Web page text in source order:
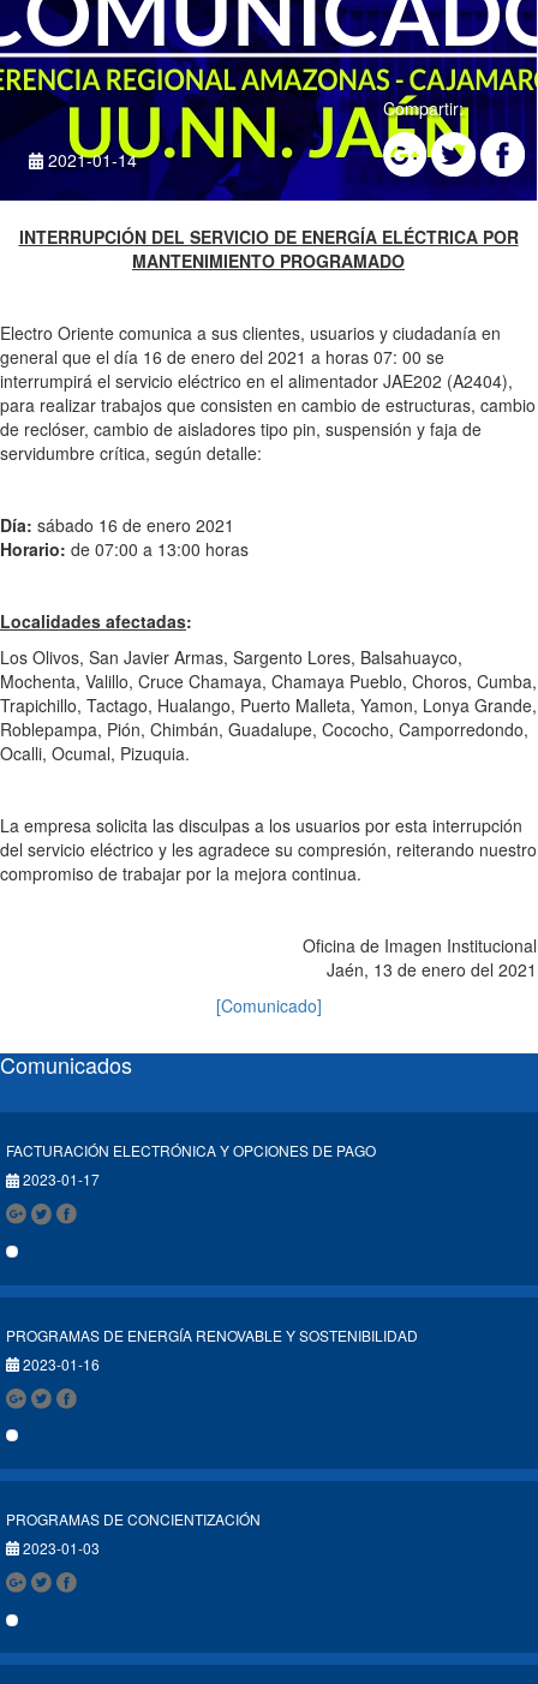
2021-01-14
Compartir:
INTERRUPCIÓN DEL SERVICIO DE ENERGÍA ELÉCTRICA POR
MANTENIMIENTO PROGRAMADO
Electro Oriente comunica a sus clientes, usuarios y ciudadanía en
general que el día 16 de enero del 2021 a horas 07: 00 se
interrumpirá el servicio eléctrico en el alimentador JAE202 (A2404),
para realizar trabajos que consisten en cambio de estructuras, cambio
de reclóser, cambio de aisladores tipo pin, suspensión y faja de
servidumbre crítica, según detalle:
Día: sábado 16 de enero 2021
Horario: de 07:00 a 13:00 horas
Localidades afectadas:
Los Olivos, San Javier Armas, Sargento Lores, Balsahuayco,
Mochenta, Valillo, Cruce Chamaya, Chamaya Pueblo, Choros, Cumba,
Trapichillo, Tactago, Hualango, Puerto Malleta, Yamon, Lonya Grande,
Roblepampa, Pión, Chimbán, Guadalupe, Cococho, Camporredondo,
Ocalli, Ocumal, Pizuquia.
La empresa solicita las disculpas a los usuarios por esta interrupción
del servicio eléctrico y les agradece su compresión, reiterando nuestro
compromiso de trabajar por la mejora continua.
Oficina de Imagen Institucional
Jaén, 13 de enero del 2021
[Comunicado]
Comunicados
FACTURACIÓN ELECTRÓNICA Y OPCIONES DE PAGO
2023-01-17
PROGRAMAS DE ENERGÍA RENOVABLE Y SOSTENIBILIDAD
2023-01-16
PROGRAMAS DE CONCIENTIZACIÓN
2023-01-03